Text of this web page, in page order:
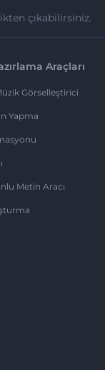
çıkabilirsiniz.
Araçları
Görselleştirici
Yapma
Metin Aracı